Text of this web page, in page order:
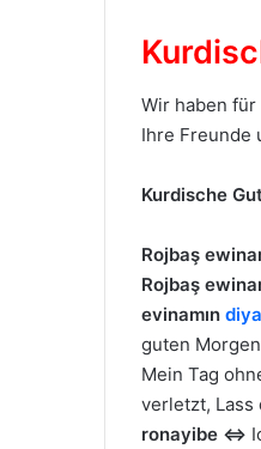
Wir haben
Ihre Freunde
Kurdische
Rojbaş
Rojbaş
evinamın
guten
Mein Tag
verletzt, Lass
ronayibe ⇔